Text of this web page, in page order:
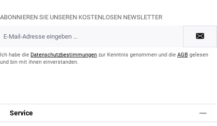
ABONNIEREN SIE UNSEREN KOSTENLOSEN NEWSLETTER
Mail-
*Ich habe die Datenschutzbestimmungen zur Kenntnis genommen und die AGB gelesen
und bin mit ihnen einverstanden.
Service